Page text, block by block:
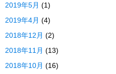
2019年5月 (1)
2019年4月 (4)
2018年12月 (2)
2018年11月 (13)
2018年10月 (16)